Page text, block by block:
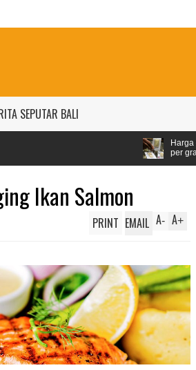
SEPUTAR BALI
Harga emas Antam naik jadi
Ikan Salmon
A+
A-
PRINT EMAIL